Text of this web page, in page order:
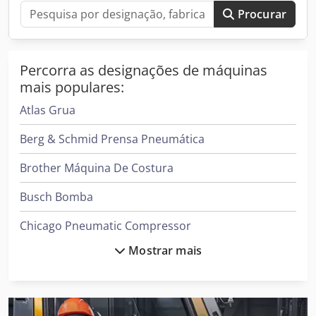
EBM Ti6Al4V Grau 5, P-Mtrl Arcam EBM Ti6Al4V Grau 23, P-
Mtrl
Procurar
Percorra as designações de máquinas
mais populares:
Atlas Grua
Berg & Schmid Prensa Pneumática
Brother Máquina De Costura
Busch Bomba
Chicago Pneumatic Compressor
Cvs Ferrari Reachstacker
Demag Grua
Mostrar mais